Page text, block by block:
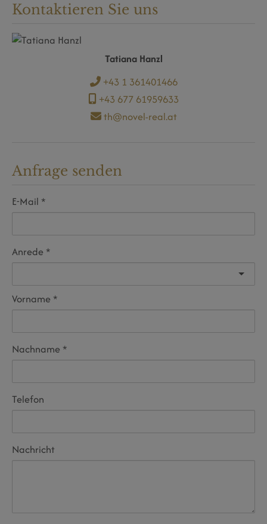
Kontaktieren Sie uns
Tatiana Hanzl
+43 1 361401466
+43 677 61959633
th@novel-real.at
Anfrage senden
E-Mail
Anrede
Vorname
Nachname
Telefon
Nachricht